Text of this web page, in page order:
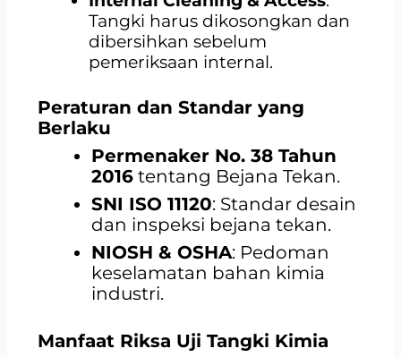
Tangki harus dikosongkan dan
dibersihkan sebelum
pemeriksaan internal.
Peraturan dan Standar yang
Berlaku
Permenaker No. 38 Tahun
2016 tentang Bejana Tekan.
SNI ISO 11120: Standar desain
dan inspeksi bejana tekan.
NIOSH & OSHA: Pedoman
keselamatan bahan kimia
industri.
Manfaat Riksa Uji Tangki Kimia